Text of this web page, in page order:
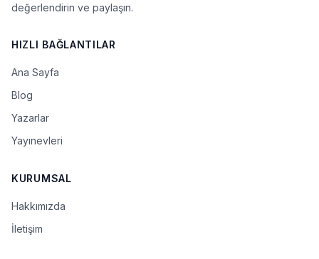
değerlendirin ve paylaşın.
HIZLI BAĞLANTILAR
Ana Sayfa
Blog
Yazarlar
Yayınevleri
KURUMSAL
Hakkımızda
İletişim